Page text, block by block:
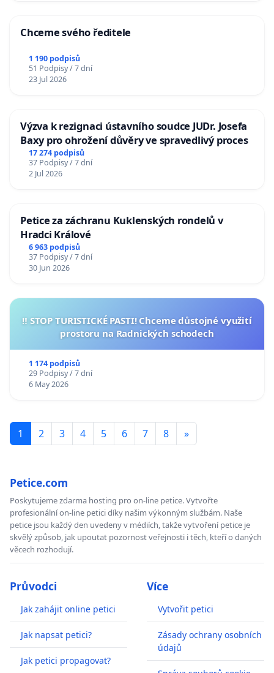
Chceme svého ředitele
1 190 podpisů
51 Podpisy / 7 dní
23 Jul 2026
Výzva k rezignaci ústavního soudce JUDr. Josefa
Baxy pro ohrožení důvěry ve spravedlivý proces
17 274 podpisů
37 Podpisy / 7 dní
2 Jul 2026
Petice za záchranu Kuklenských rondelů v
Hradci Králové
6 963 podpisů
37 Podpisy / 7 dní
30 Jun 2026
‼️ STOP TURISTICKÉ PASTI! Chceme důstojné využití
prostoru na Radnických schodech
1 174 podpisů
29 Podpisy / 7 dní
6 May 2026
1 2 3 4 5 6 7 8 »
Petice.com
Poskytujeme zdarma hosting pro on-line petice. Vytvořte
profesionální on-line petici díky našim výkonným službám. Naše
petice jsou každý den uvedeny v médiích, takže vytvoření petice je
skvělý způsob, jak upoutat pozornost veřejnosti i těch, kteří o daných
věcech rozhodují.
Průvodci
Jak zahájit online petici
Jak napsat petici?
Jak petici propagovat?
Více
Vytvořit petici
Zásady ochrany osobních
údajů